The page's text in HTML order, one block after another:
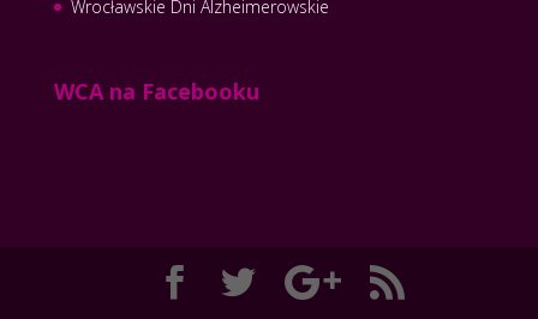
Wrocławskie Dni Alzheimerowskie
WCA na Facebooku